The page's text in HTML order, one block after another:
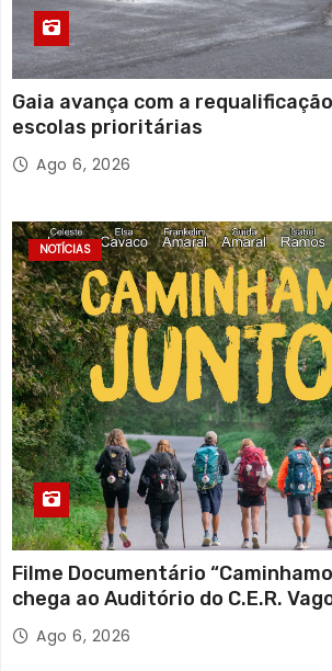
Gaia avança com a
escolas prioritárias
Ago 6, 2026
NOTÍCIAS
Filme Documentário
chega ao Auditório do C.E.R.
solidária
Ago 6, 2026